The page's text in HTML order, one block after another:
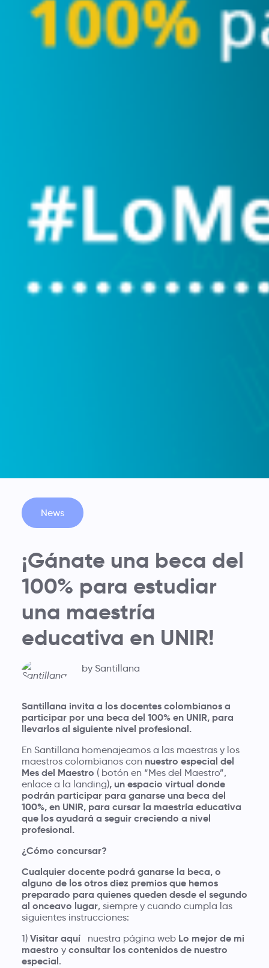
News
¡Gánate una beca del
100% para estudiar
una maestría
educativa en UNIR!
by Santillana
Santillana invita a los docentes colombianos a
participar por una beca del 100% en UNIR, para
llevarlos al siguiente nivel profesional.
En Santillana homenajeamos a las maestras y los
maestros colombianos con nuestro especial del
Mes del Maestro ( botón en “Mes del Maestro”,
enlace a la landing), un espacio virtual donde
podrán participar para ganarse una beca del
100%, en UNIR, para cursar la maestría educativa
que los ayudará a seguir creciendo a nivel
profesional.
¿Cómo concursar?
Cualquier docente podrá ganarse la beca, o
alguno de los otros diez premios que hemos
preparado para quienes queden desde el segundo
al onceavo lugar, siempre y cuando cumpla las
siguientes instrucciones:
1) Visitar aquí nuestra página web Lo mejor de mi
maestro y consultar los contenidos de nuestro
especial.